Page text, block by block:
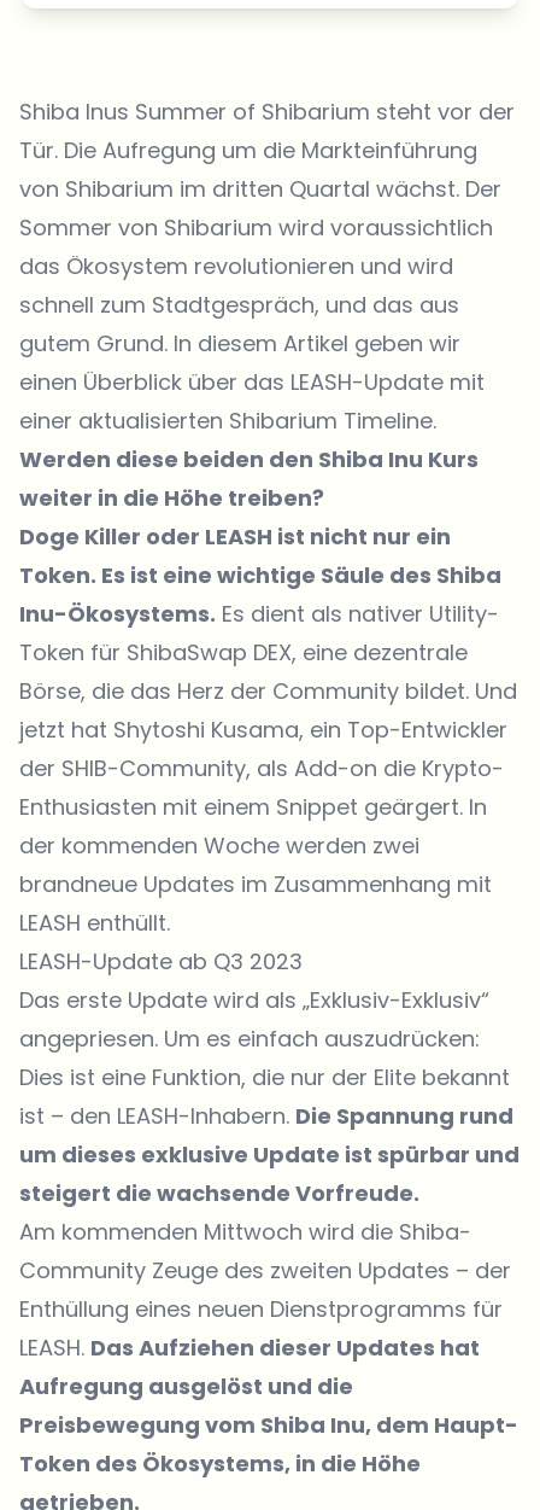
Shiba Inus Summer of Shibarium steht vor der
Tür. Die Aufregung um die Markteinführung
von Shibarium im dritten Quartal wächst. Der
Sommer von Shibarium wird voraussichtlich
das Ökosystem revolutionieren und wird
schnell zum Stadtgespräch, und das aus
gutem Grund. In diesem Artikel geben wir
einen Überblick über das LEASH-Update mit
einer aktualisierten Shibarium Timeline.
Werden diese beiden den Shiba Inu Kurs
weiter in die Höhe treiben?
Doge Killer oder LEASH ist nicht nur ein
Token. Es ist eine wichtige Säule des Shiba
Inu-Ökosystems. Es dient als nativer Utility-
Token für ShibaSwap DEX, eine dezentrale
Börse, die das Herz der Community bildet. Und
jetzt hat Shytoshi Kusama, ein Top-Entwickler
der SHIB-Community, als Add-on die Krypto-
Enthusiasten mit einem Snippet geärgert. In
der kommenden Woche werden zwei
brandneue Updates im Zusammenhang mit
LEASH enthüllt.
LEASH-Update ab Q3 2023
Das erste Update wird als „Exklusiv-Exklusiv“
angepriesen. Um es einfach auszudrücken:
Dies ist eine Funktion, die nur der Elite bekannt
ist – den LEASH-Inhabern. Die Spannung rund
um dieses exklusive Update ist spürbar und
steigert die wachsende Vorfreude.
Am kommenden Mittwoch wird die Shiba-
Community Zeuge des zweiten Updates – der
Enthüllung eines neuen Dienstprogramms für
LEASH. Das Aufziehen dieser Updates hat
Aufregung ausgelöst und die
Preisbewegung vom Shiba Inu, dem Haupt-
Token des Ökosystems, in die Höhe
getrieben.